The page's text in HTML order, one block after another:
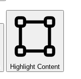
Highlight Content